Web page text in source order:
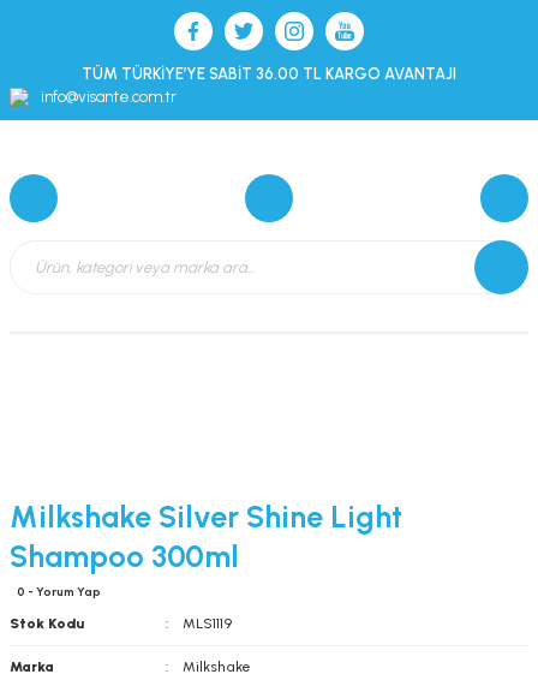
TÜM TÜRKİYE’YE SABİT 36.00 TL KARGO AVANTAJI
info@visante.com.tr
Milkshake Silver Shine Light
Shampoo 300ml
0 - Yorum Yap
Stok Kodu MLS1119
Marka Milkshake